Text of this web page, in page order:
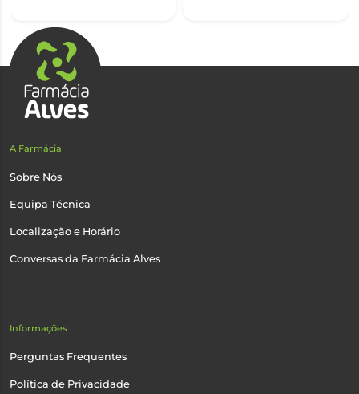
A Farmácia
Sobre Nós
Equipa Técnica
Localização e Horário
Conversas da Farmácia Alves
Informações
Perguntas Frequentes
Política de Privacidade